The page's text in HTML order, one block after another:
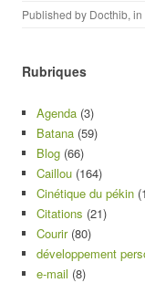
Published by Docthib, in
Rubriques
Agenda (3)
Batana (59)
Blog (66)
Caillou (164)
Cinétique du pékin
Citations (21)
Courir(80)
développement
e-mail (8)